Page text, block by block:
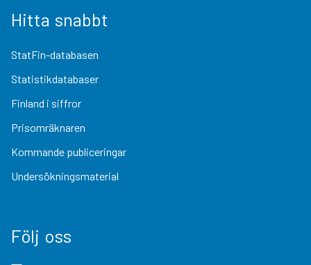
Hitta snabbt
StatFin-databasen
Statistikdatabaser
Finland i siffror
Prisomräknaren
Kommande publiceringar
Undersökningsmaterial
Följ oss